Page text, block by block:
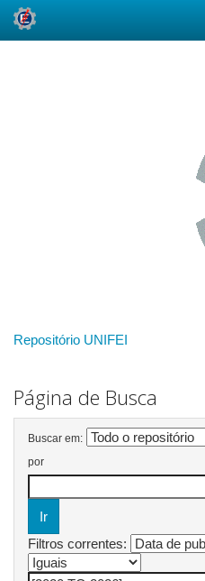
Repositório UNIFEI
Página de Busca
Buscar em:
por
Filtros correntes: